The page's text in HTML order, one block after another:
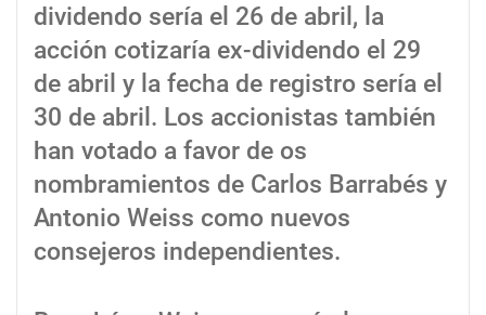
dividendo sería el 26 de abril, la
acción cotizaría ex-dividendo el 29
de abril y la fecha de registro sería el
30 de abril. Los accionistas también
han votado a favor de os
nombramientos de Carlos Barrabés y
Antonio Weiss como nuevos
consejeros independientes.